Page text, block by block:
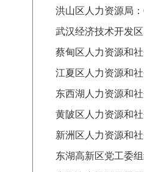
洪山区人力资源局：
武汉经济技术开发
蔡甸区人力资源和
江夏区人力资源和
东西湖人力资源和
黄陂区人力资源和
新洲区人力资源和
东湖高新区党工委